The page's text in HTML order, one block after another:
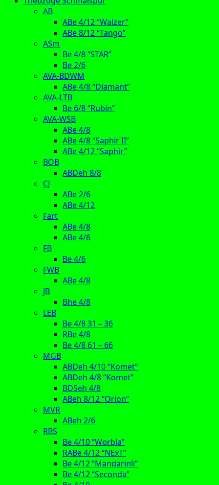
AB
ABe 4/12 “Walzer”
ABe 8/12 “Tango”
ASm
Be 4/8 “STAR”
Be 2/6
AVA-BDWM
ABe 4/8 “Diamant”
AVA-LTB
Be 6/8 “Rubin”
AVA-WSB
ABe 4/8
ABe 4/8 “Saphir II”
ABe 4/12 “Saphir”
BOB
ABDeh 8/8
CJ
ABe 2/6
ABe 4/12
Fart
ABe 4/8
ABe 4/6
FB
Be 4/6
FWB
ABe 4/8
JB
Bhe 4/8
LEB
Be 4/8 31 – 36
RBe 4/8
Be 4/8 61 – 66
MGB
ABDeh 4/10 “Komet”
ABDeh 4/8 “Komet”
BDSeh 4/8
ABeh 8/12 “Orion”
MVR
ABeh 2/6
RBS
Be 4/10 “Worbla”
RABe 4/12 “NExT”
Be 4/12 “Mandarinli”
Be 4/12 “Seconda”